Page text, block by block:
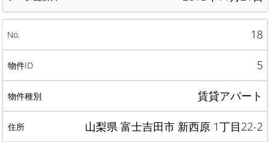
18
5
賃貸アパート
山梨県 富士吉田市 新西原 1丁目22-2